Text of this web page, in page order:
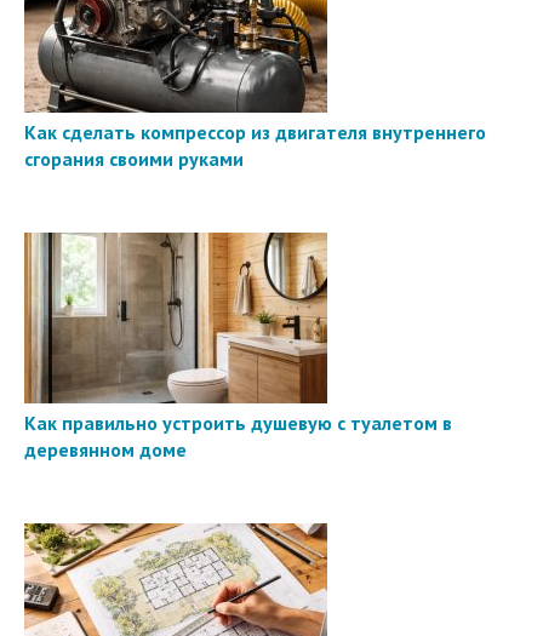
Как сделать компрессор из двигателя внутреннего
сгорания своими руками
Как правильно устроить душевую с туалетом в
деревянном доме